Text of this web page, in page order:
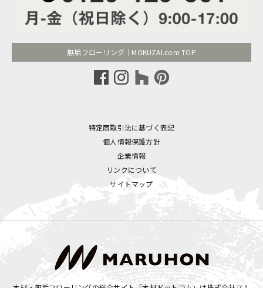
無垢フローリング｜MOKUZAI.com TOP
特定商取引法に基づく表記
個人情報保護方針
企業情報
リンクについて
サイトマップ